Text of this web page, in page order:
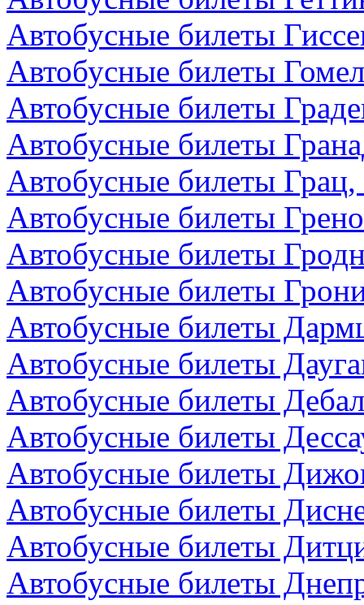
Автобусные билеты
Автобусные билеты
Автобусные билеты
Автобусные билеты
Автобусные билеты
Автобусные билеты
Автобусные билеты
Автобусные билеты
Автобусные билеты
Автобусные билеты
Автобусные билеты
Автобусные билеты
Автобусные билеты
Автобусные билеты
Автобусные билеты
Автобусные билеты